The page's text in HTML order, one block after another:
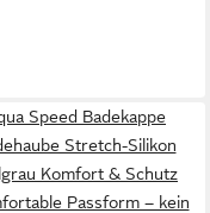
Speed Badekappe
Stretch-Silikon
Komfort & Schutz
Passform – kein